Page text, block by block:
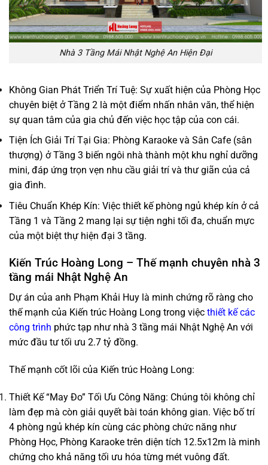
Nhà 3 Tầng Mái Nhật Nghệ An Hiện Đại
Không Gian Phát Triển Trí Tuệ: Sự xuất hiện của Phòng Học
chuyên biệt ở Tầng 2 là một điểm nhấn nhân văn, thể hiện
sự quan tâm của gia chủ đến việc học tập của con cái.
Tiện Ích Giải Trí Tại Gia: Phòng Karaoke và Sân Cafe (sân
thượng) ở Tầng 3 biến ngôi nhà thành một khu nghỉ dưỡng
mini, đáp ứng trọn vẹn nhu cầu giải trí và thư giãn của cả
gia đình.
Tiêu Chuẩn Khép Kín: Việc thiết kế phòng ngủ khép kín ở cả
Tầng 1 và Tầng 2 mang lại sự tiện nghi tối đa, chuẩn mực
của một biệt thự hiện đại 3 tầng.
Kiến Trúc Hoàng Long – Thế mạnh chuyên nhà 3
tầng mái Nhật Nghệ An
Dự án của anh Phạm Khải Huy là minh chứng rõ ràng cho
thế mạnh của Kiến trúc Hoàng Long trong việc thiết kế các
công trình phức tạp như nhà 3 tầng mái Nhật Nghệ An với
mức đầu tư tối ưu 2.7 tỷ đồng.
Thế mạnh cốt lõi của Kiến trúc Hoàng Long:
Thiết Kế “May Đo” Tối Ưu Công Năng: Chúng tôi không chỉ
làm đẹp mà còn giải quyết bài toán không gian. Việc bố trí
4 phòng ngủ khép kín cùng các phòng chức năng như
Phòng Học, Phòng Karaoke trên diện tích 12.5x12m là minh
chứng cho khả năng tối ưu hóa từng mét vuông đất.